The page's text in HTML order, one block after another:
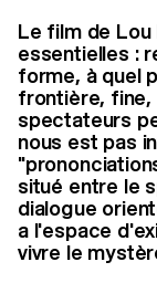
Le film de Lou
essentielles :
forme, à quel
frontière, fine,
spectateurs
nous est pas
situé entre le
dialogue
a l'espace
vivre le